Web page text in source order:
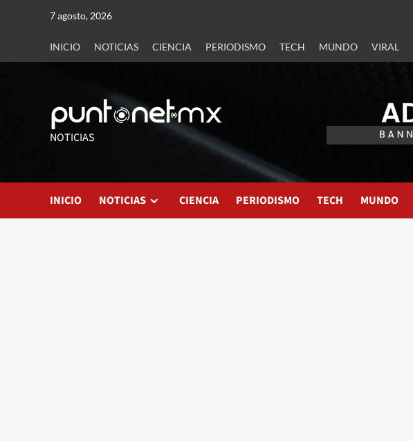
7 agosto, 2026
INICIO NOTICIAS CIENCIA PERIODISMO TECH MUNDO VIRAL
NOTICIAS
INICIO NOTICIAS CIENCIA PERIODISMO TECH MUNDO